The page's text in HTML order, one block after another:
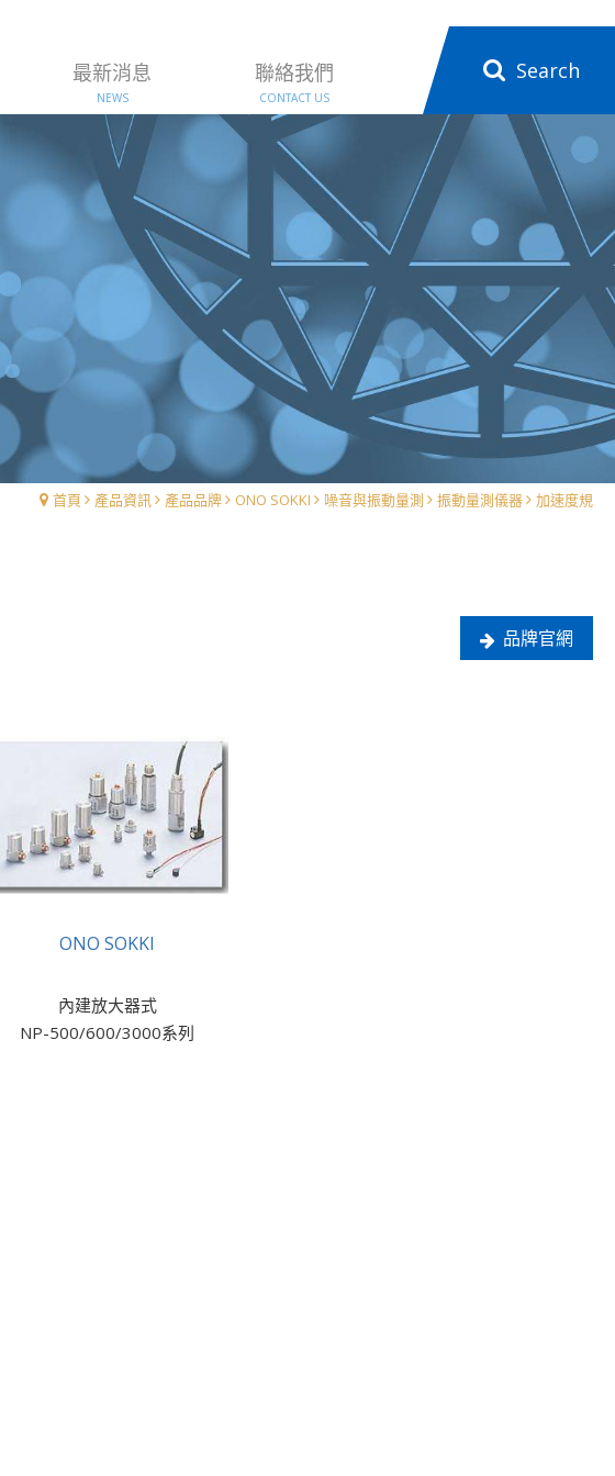
Search
最新消息
NEWS
聯絡我們
CONTACT US
首頁 產品資訊 產品品牌 ONO SOKKI 噪音與振動量測 振動量測儀器 加速度規
品牌官網
ONO SOKKI
內建放大器式
NP-500/600/3000系列